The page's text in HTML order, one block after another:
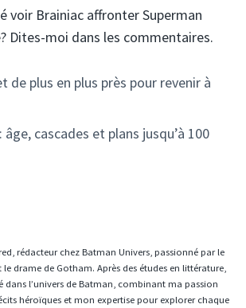
voir Brainiac affronter Superman
Dites-moi dans les commentaires.
de plus en plus près pour revenir à
âge, cascades et plans jusqu’à 100
rédacteur chez Batman Univers, passionné par le
le drame de Gotham. Après des études en littérature,
dans l’univers de Batman, combinant ma passion
héroïques et mon expertise pour explorer chaque